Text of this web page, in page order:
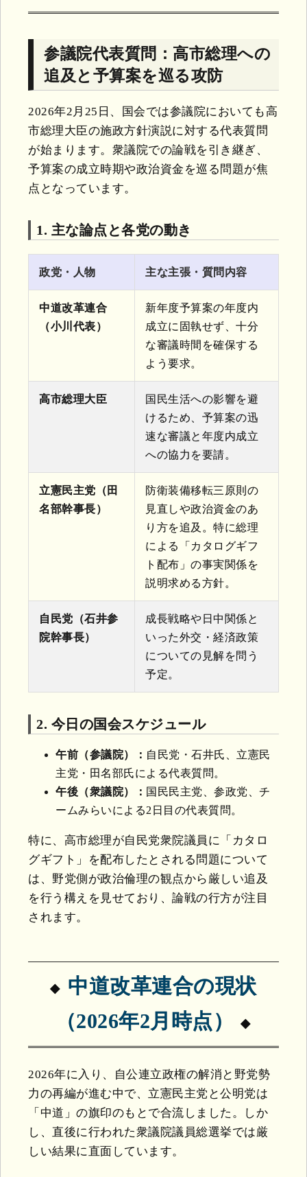
参議院代表質問：高市総理への
追及と予算案を巡る攻防
2026年2月25日、国会では参議院においても高
市総理大臣の施政方針演説に対する代表質問
が始まります。衆議院での論戦を引き継ぎ、
予算案の成立時期や政治資金を巡る問題が焦
点となっています。
1. 主な論点と各党の動き
政党・人物 主な主張・質問内容
中道改革連合
（小川代表）
新年度予算案の年度内
成立に固執せず、十分
な審議時間を確保する
よう要求。
高市総理大臣
国民生活への影響を避
けるため、予算案の迅
速な審議と年度内成立
への協力を要請。
立憲民主党（田
名部幹事長）
防衛装備移転三原則の
見直しや政治資金のあ
り方を追及。特に総理
による「カタログギフ
ト配布」の事実関係を
説明求める方針。
自民党（石井参
院幹事長）
成長戦略や日中関係と
いった外交・経済政策
についての見解を問う
予定。
2. 今日の国会スケジュール
午前（参議院）： 自民党・石井氏、立憲民
主党・田名部氏による代表質問。
午後（衆議院）： 国民民主党、参政党、チ
ームみらいによる2日目の代表質問。
特に、高市総理が自民党衆院議員に「カタロ
グギフト」を配布したとされる問題について
は、野党側が政治倫理の観点から厳しい追及
を行う構えを見せており、論戦の行方が注目
されます。
中道改革連合の現状
（2026年2月時点）
2026年に入り、自公連立政権の解消と野党勢
力の再編が進む中で、立憲民主党と公明党は
「中道」の旗印のもとで合流しました。しか
し、直後に行われた衆議院議員総選挙では厳
しい結果に直面しています。